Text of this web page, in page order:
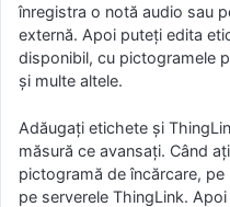
înregistra o notă audio sau
externă. Apoi puteți edita
disponibil, cu pictogramele
și multe altele.
Adăugați etichete și
măsură ce avansați. Când
pictogramă de încărcare,
pe serverele ThingLink.